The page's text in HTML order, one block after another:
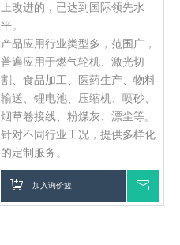
上改进的，已达到国际领先水
平。
产品应用行业类型多，范围广，
普遍应用于燃气轮机、激光切
割、食品加工、医药生产、物料
输送、锂电池、压缩机、喷砂、
烟草卷接线、粉煤灰、漂尘等。
针对不同行业工况，提供多样化
的定制服务。
加入询价篮